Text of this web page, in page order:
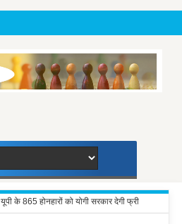
यूपी के 865 होनहारों को योगी सरकार देगी फ्री